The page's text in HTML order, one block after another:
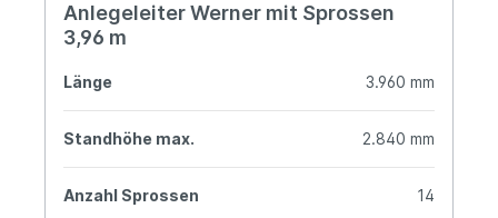
Anlegeleiter Werner mit Sprossen
3,96 m
Länge 3.960 mm
Standhöhe max. 2.840 mm
Anzahl Sprossen 14